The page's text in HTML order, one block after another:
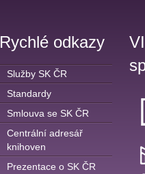
Rychlé odkazy
Služby SK ČR
Standardy
Smlouva se SK ČR
Centrální adresář
knihoven
Prezentace o SK ČR